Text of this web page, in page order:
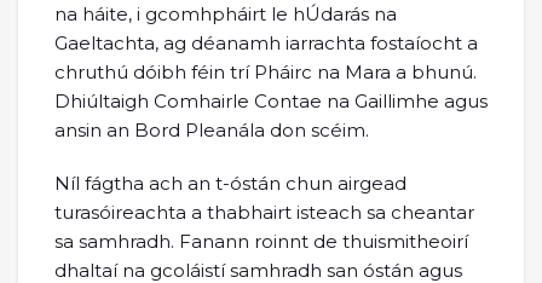
na háite, i gcomhpháirt le hÚdarás na
Gaeltachta, ag déanamh iarrachta fostaíocht a
chruthú dóibh féin trí Pháirc na Mara a bhunú.
Dhiúltaigh Comhairle Contae na Gaillimhe agus
ansin an Bord Pleanála don scéim.
Níl fágtha ach an t-óstán chun airgead
turasóireachta a thabhairt isteach sa cheantar
sa samhradh. Fanann roinnt de thuismitheoirí
dhaltaí na gcoláistí samhradh san óstán agus